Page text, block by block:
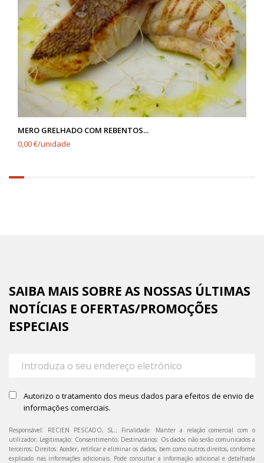
MERO GRELHADO COM REBENTOS...
0,00 €/unidade
6.25%
SAIBA MAIS SOBRE AS NOSSAS ÚLTIMAS
NOTÍCIAS E OFERTAS/PROMOÇÕES
ESPECIAIS
Autorizo o tratamento dos meus dados para efeitos de envio de
informações comerciais.
Responsável: RECIEN PESCADO, SL.; Finalidade: Manter a relação comercial com o
utilizador; Legitimação: Consentimento; Destinatários: Os dados não serão comunicados a
terceiros; Direitos: Aceder, retificar e eliminar os dados, bem como outros direitos, conforme
explicado nas informações adicionais. Pode consultar a informação adicional e detalhada